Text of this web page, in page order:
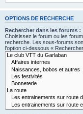
OPTIONS DE RECHERCHE
Rechercher dans les forums :
Choisissez le forum ou les
recherche. Les sous-forums
l’option ci-dessous «